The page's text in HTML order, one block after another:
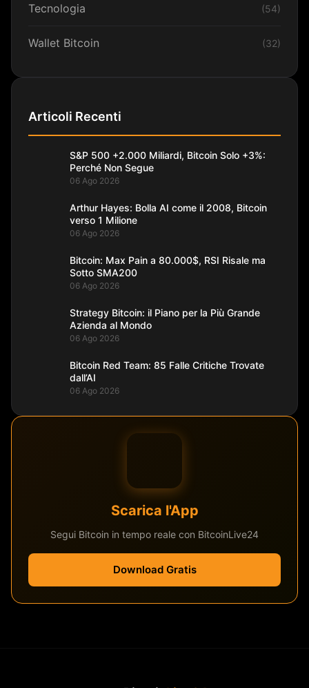
Tecnologia (54)
Wallet Bitcoin (32)
Articoli Recenti
S&P 500 +2.000 Miliardi, Bitcoin Solo +3%:
Perché Non Segue
06 Ago 2026
Arthur Hayes: Bolla AI come il 2008, Bitcoin
verso 1 Milione
06 Ago 2026
Bitcoin: Max Pain a 80.000$, RSI Risale ma
Sotto SMA200
06 Ago 2026
Strategy Bitcoin: il Piano per la Più Grande
Azienda al Mondo
06 Ago 2026
Bitcoin Red Team: 85 Falle Critiche Trovate
dall’AI
06 Ago 2026
Scarica l'App
Segui Bitcoin in tempo reale con BitcoinLive24
Download Gratis